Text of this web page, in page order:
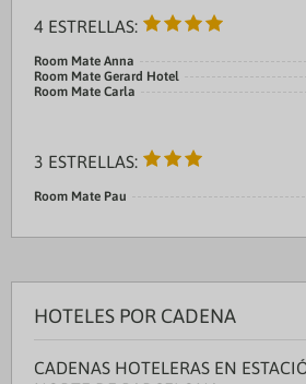
4 ESTRELLAS:
Room Mate Anna
Room Mate Gerard Hotel
Room Mate Carla
3 ESTRELLAS:
Room Mate Pau
HOTELES POR CADENA
CADENAS HOTELERAS EN